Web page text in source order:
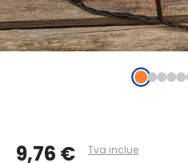
9,76 € Tva inclue